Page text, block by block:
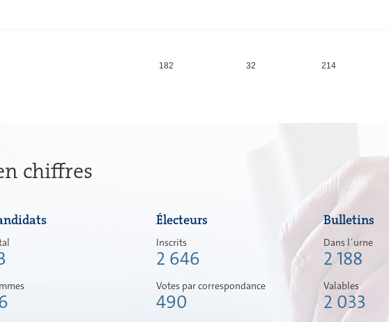
182 32 214
chiffres
Électeurs
Inscrits
2 646
Votes par correspondance
490
Bulletins
Dans l´urne
2 188
Valables
2 033